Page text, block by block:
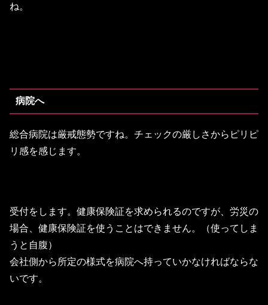
ね。
病院へ
総合病院は厳戒態勢ですね。チェックの厳しさからピリピ
リ感を感じます。
受付をします。健康保険証を求められるのですが、労災の
場合、健康保険証を使うことはできません。（使ってしま
うと自腹）
会社側から所定の様式を病院へ持っていかなければならな
いです。